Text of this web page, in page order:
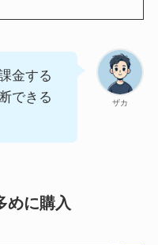
ザカ
金する
できる
めに購入